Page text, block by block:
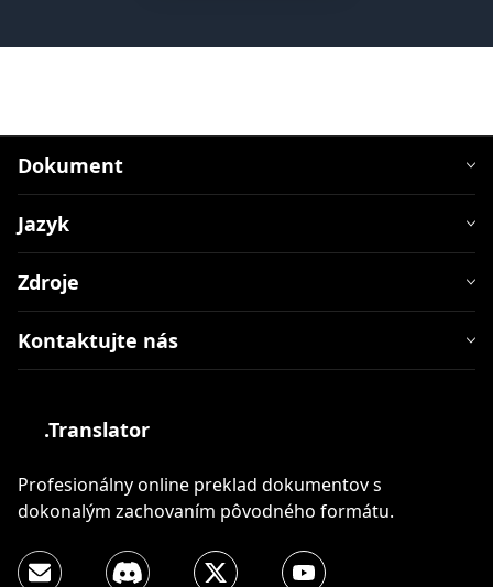
Dokument
Jazyk
Zdroje
Kontaktujte nás
.Translator
Profesionálny online preklad dokumentov s
dokonalým zachovaním pôvodného formátu.